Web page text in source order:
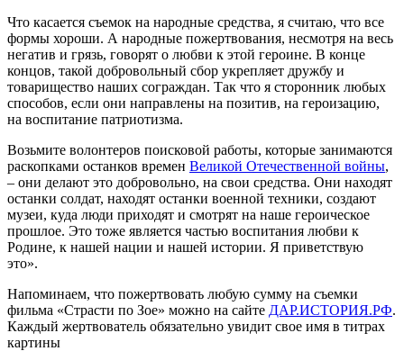
Что касается съемок на народные средства, я считаю, что все
формы хороши. А народные пожертвования, несмотря на весь
негатив и грязь, говорят о любви к этой героине. В конце
концов, такой добровольный сбор укрепляет дружбу и
товарищество наших сограждан. Так что я сторонник любых
способов, если они направлены на позитив, на героизацию,
на воспитание патриотизма.
Возьмите волонтеров поисковой работы, которые занимаются
раскопками останков времен Великой Отечественной войны,
– они делают это добровольно, на свои средства. Они находят
останки солдат, находят останки военной техники, создают
музеи, куда люди приходят и смотрят на наше героическое
прошлое. Это тоже является частью воспитания любви к
Родине, к нашей нации и нашей истории. Я приветствую
это».
Напоминаем, что пожертвовать любую сумму на съемки
фильма «Страсти по Зое» можно на сайте ДАР.ИСТОРИЯ.РФ.
Каждый жертвователь обязательно увидит свое имя в титрах
картины